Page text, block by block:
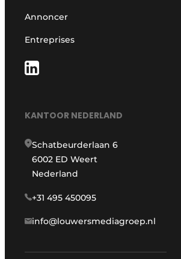
Annoncer
Entreprises
KANTOOR NEDERLAND
Schatbeurderlaan 6
6002 ED Weert
Nederland
+31 495 450095
info@louwersmediagroep.nl